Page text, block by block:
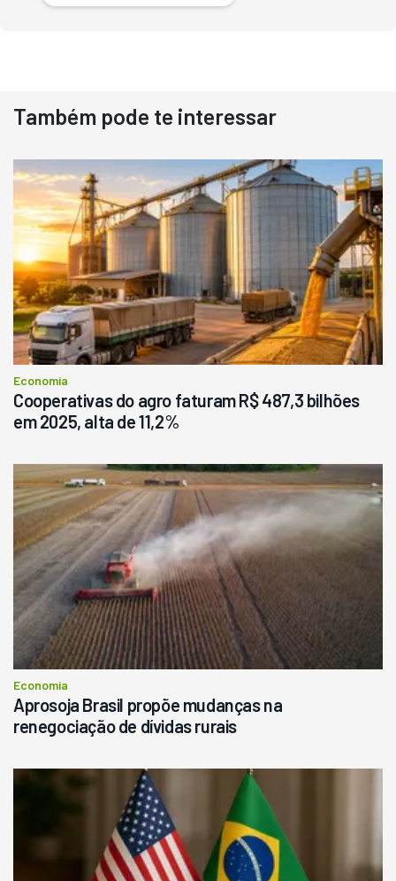
Destaque
Usado
Pá Carregadeira Cat 966
Ano 1987
Londrina
R$ 145.000
Consultar
Também pode te interessar
Economia
Cooperativas do agro faturam R$ 487,3 bilhões
em 2025, alta de 11,2%
Economia
Aprosoja Brasil propõe mudanças na
renegociação de dívidas rurais